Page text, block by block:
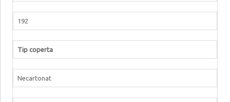
192
Tip coperta
Necartonat